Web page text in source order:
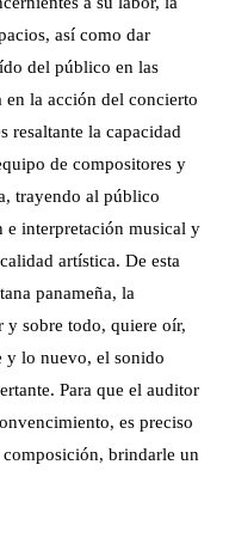
así como dar
del público en las
en la acción del concierto
resaltante la capacidad
de compositores y
trayendo al público
e interpretación musical y
artística. De esta
panameña, la
y sobre todo, quiere oír,
y lo nuevo, el sonido
Para que el auditor
es preciso
brindarle un